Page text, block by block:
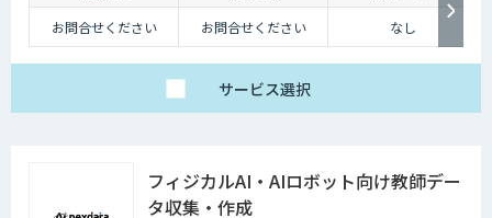
お問合せください
お問合せください なし
サービス選択
フィジカルAI・AIロボット向け教師デー
タ収集・作成